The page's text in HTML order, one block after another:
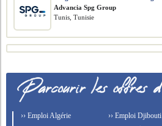
Advancia Spg Group
Tunis, Tunisie
›› Emploi Algérie
›› Emploi Djibouti